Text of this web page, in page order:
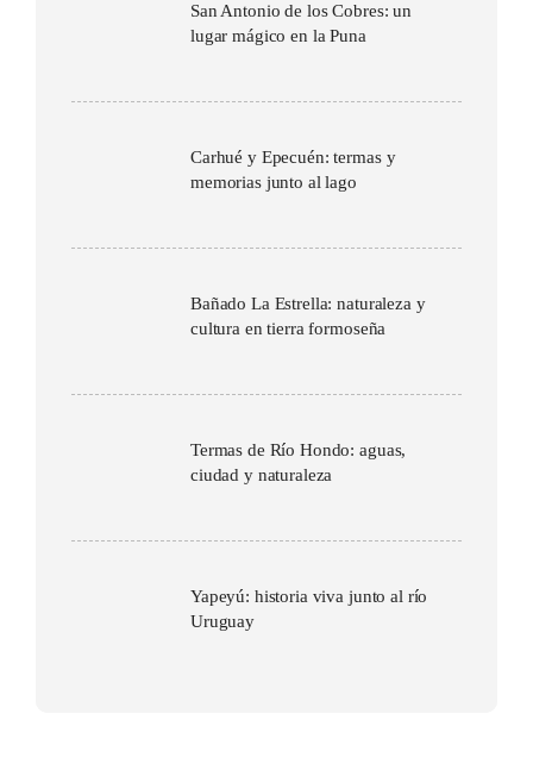
San Antonio de los Cobres: un
lugar mágico en la Puna
Carhué y Epecuén: termas y
memorias junto al lago
Bañado La Estrella: naturaleza y
cultura en tierra formoseña
Termas de Río Hondo: aguas,
ciudad y naturaleza
Yapeyú: historia viva junto al río
Uruguay